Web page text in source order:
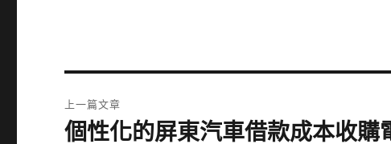
章
上一篇文章
上
個性化的屏東汽車借款成本收購